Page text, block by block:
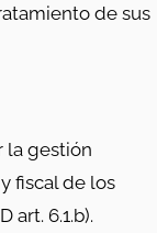
de sus
la gestión
fiscal de los
art. 6.1.b).